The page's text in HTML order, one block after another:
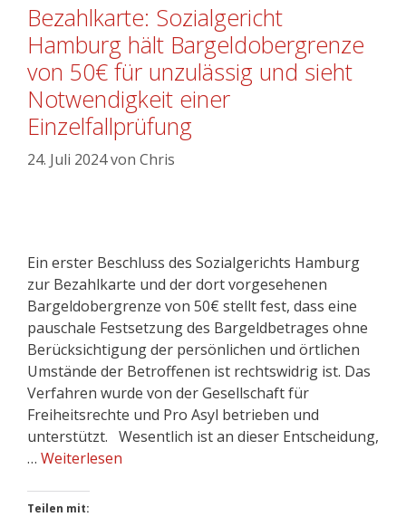
Bezahlkarte: Sozialgericht
Hamburg hält Bargeldobergrenze
von 50€ für unzulässig und sieht
Notwendigkeit einer
Einzelfallprüfung
24. Juli 2024von Chris
Ein erster Beschluss des Sozialgerichts Hamburg
zur Bezahlkarte und der dort vorgesehenen
Bargeldobergrenze von 50€ stellt fest, dass eine
pauschale Festsetzung des Bargeldbetrages ohne
Berücksichtigung der persönlichen und örtlichen
Umstände der Betroffenen ist rechtswidrig ist. Das
Verfahren wurde von der Gesellschaft für
Freiheitsrechte und Pro Asyl betrieben und
unterstützt. Wesentlich ist an dieser Entscheidung,
… Weiterlesen
Teilen mit: